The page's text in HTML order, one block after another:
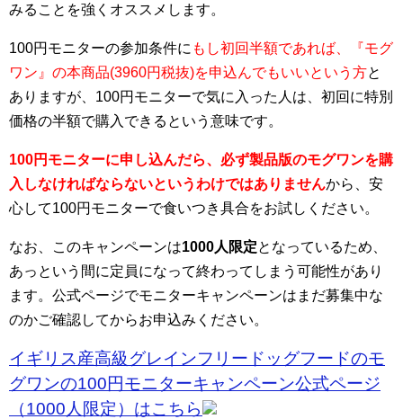
みることを強くオススメします。
100円モニターの参加条件に もし初回半額であれば、『モグ
ワン』の本商品(3960円税抜)を申込んでもいいという方と
ありますが、100円モニターで気に入った人は、初回に特別
価格の半額で購入できるという意味です。
100円モニターに申し込んだら、必ず製品版のモグワンを購
入しなければならないというわけではありませんから、安
心して100円モニターで食いつき具合をお試しください。
なお、このキャンペーンは1000人限定となっているため、
あっという間に定員になって終わってしまう可能性があり
ます。公式ページでモニターキャンペーンはまだ募集中な
のかご確認してからお申込みください。
イギリス産高級グレインフリードッグフードのモ
グワンの100円モニターキャンペーン公式ページ
（1000人限定）はこちら